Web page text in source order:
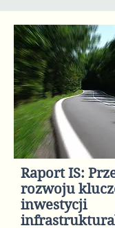
Raport IS:
rozwoju
inwestycji